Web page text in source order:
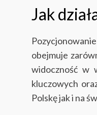
Jak
obejmuje
widoczność w
kluczowych
Polskę jak i na